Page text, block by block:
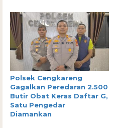
Polsek Cengkareng
Gagalkan Peredaran 2.500
Butir Obat Keras Daftar G,
Satu Pengedar
Diamankan